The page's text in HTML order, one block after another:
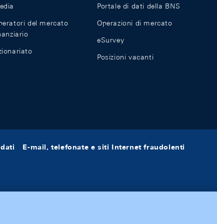
del mercato
Portale di dati della BNS
Operazioni di mercato
eSurvey
Posizioni vacanti
E-mail, telefonate e siti Internet fraudolenti